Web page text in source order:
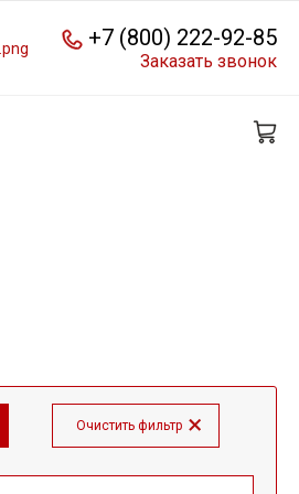
+7 (800) 222-92-85
Заказать звонок